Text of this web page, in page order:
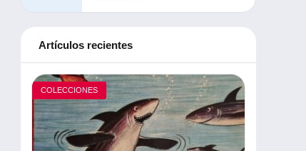
Artículos recientes
COLECCIONES